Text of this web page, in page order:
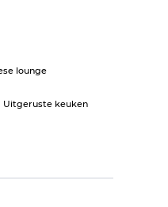
lounge
Uitgeruste keuken